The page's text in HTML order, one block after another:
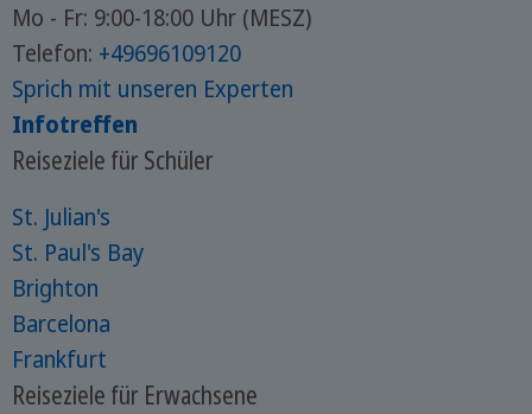
Mo - Fr: 9:00-18:00 Uhr (MESZ)
Telefon: +49696109120
Sprich mit unseren Experten
Infotreffen
Reiseziele für Schüler
St. Julian's
St. Paul's Bay
Brighton
Barcelona
Frankfurt
Reiseziele für Erwachsene